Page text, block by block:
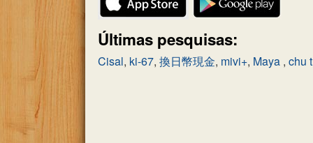
Últimas pesquisas:
Cisal, ki-67, 換日幣現金, mivi+, Maya , chu t